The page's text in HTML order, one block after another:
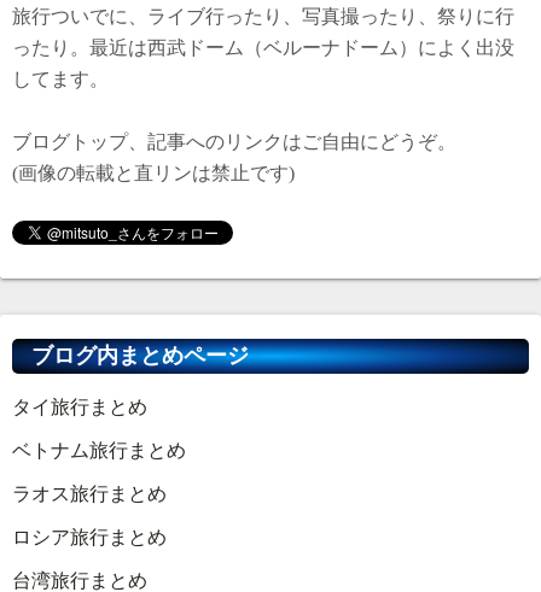
旅行ついでに、ライブ行ったり、写真撮ったり、祭りに行
ったり。最近は西武ドーム（ベルーナドーム）によく出没
してます。
ブログトップ、記事へのリンクはご自由にどうぞ。
(画像の転載と直リンは禁止です)
ブログ内まとめページ
タイ旅行まとめ
ベトナム旅行まとめ
ラオス旅行まとめ
ロシア旅行まとめ
台湾旅行まとめ